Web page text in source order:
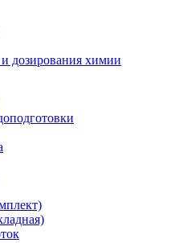
дозирования химии